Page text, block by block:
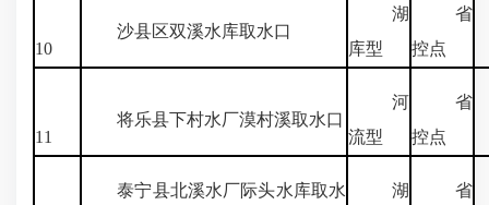
10
沙县区双溪水库取水口
湖
库型
省
控点
11
将乐县下村水厂漠村溪取水口
河
流型
省
控点
泰宁县北溪水厂际头水库取水
湖
省